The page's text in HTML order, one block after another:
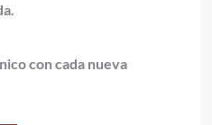
con cada nueva